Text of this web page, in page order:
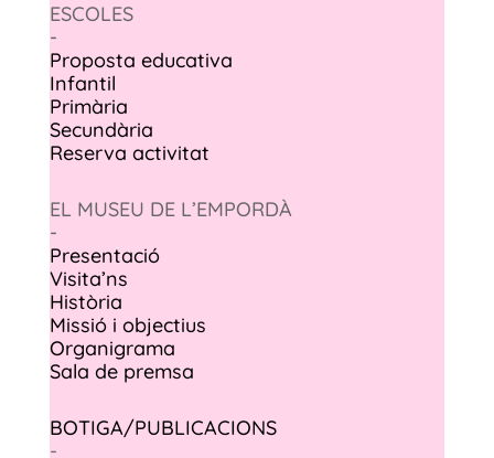
ESCOLES
-
Proposta educativa
Infantil
Primària
Secundària
Reserva activitat
EL MUSEU DE L’EMPORDÀ
-
Presentació
Visita’ns
Història
Missió i objectius
Organigrama
Sala de premsa
BOTIGA/PUBLICACIONS
-